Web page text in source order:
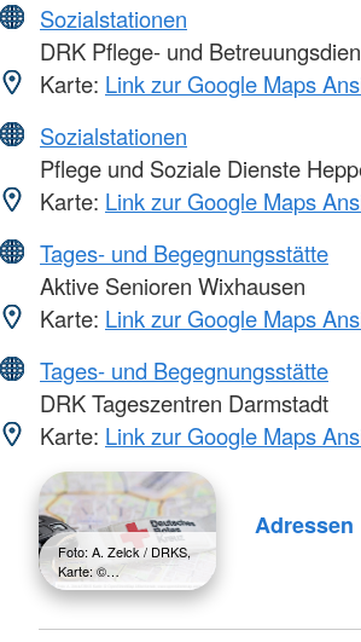
Sozialstationen
DRK Pflege- und
Karte: Link zur Google Maps
Sozialstationen
Pflege und Soziale Dienste
Karte: Link zur Google Maps
Tages- und Begegnungsstätte
Aktive Senioren Wixhausen
Karte: Link zur Google Maps
Tages- und Begegnungsstätte
DRK Tageszentren Darmstadt
Karte: Link zur Google Maps
Foto: A. Zelck / DRKS,
Karte: ©…
Adressen